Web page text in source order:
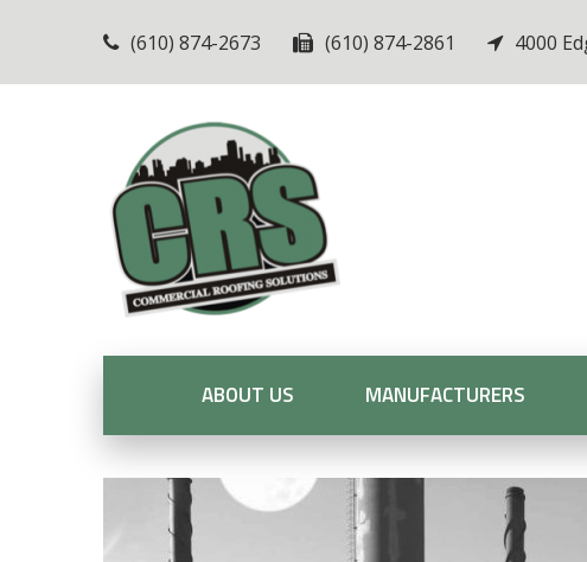
(610) 874-2673 (610) 874-2861 4000
ABOUT US MANUFACTURERS